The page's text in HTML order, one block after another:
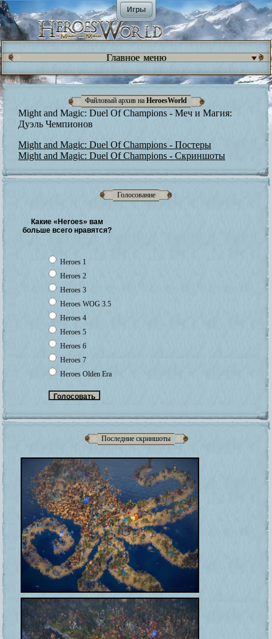
Игры
Голосование
Какие «Heroes» вам
больше всего нравятся?
Heroes 1
Heroes 2
Heroes 3
Heroes WOG 3.5
Heroes 4
Heroes 5
Heroes 6
Heroes 7
Heroes Olden Era
Последние скриншоты
Главное меню
Файловый архив на HeroesWorld
Might and Magic: Duel Of Champions - Меч и Магия:
Дуэль Чемпионов
Might and Magic: Duel Of Champions - Постеры
Might and Magic: Duel Of Champions - Скриншоты